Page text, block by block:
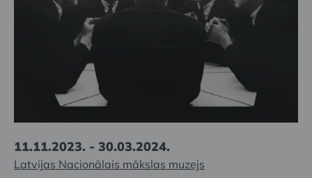
11.11.2023. - 30.03.2024.
Latvijas Nacionālais mākslas muzejs